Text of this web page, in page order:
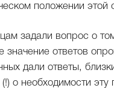
положении этой
задали вопрос о
значение ответов
дали ответы,
о необходимости